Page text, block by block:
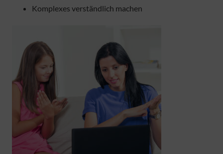
Komplexes verständlich machen